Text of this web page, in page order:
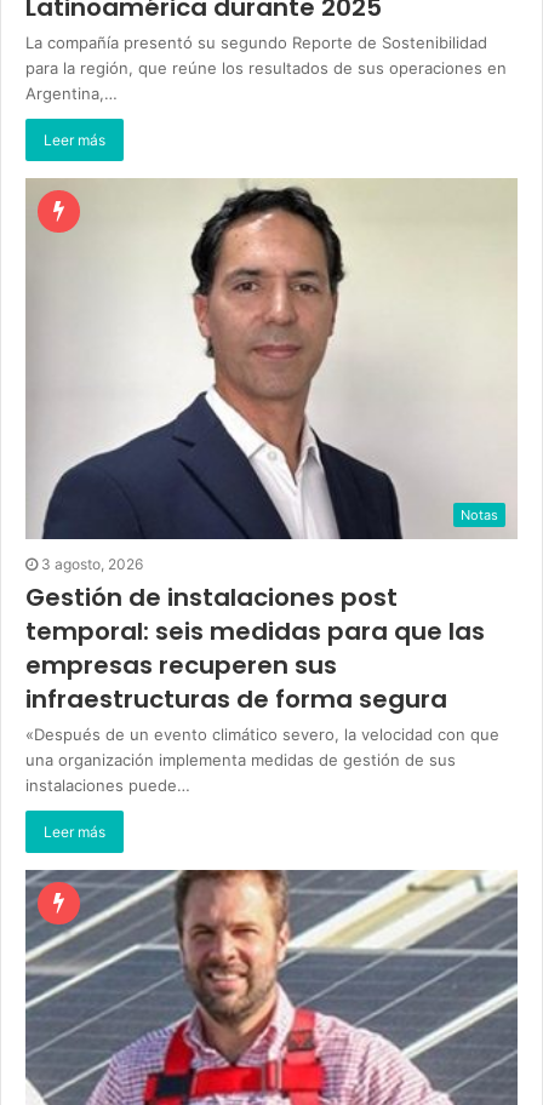
Latinoamérica durante 2025
La compañía presentó su segundo Reporte de Sostenibilidad
para la región, que reúne los resultados de sus operaciones en
Argentina,…
Leer más
Notas
3 agosto, 2026
Gestión de instalaciones post
temporal: seis medidas para que las
empresas recuperen sus
infraestructuras de forma segura
«Después de un evento climático severo, la velocidad con que
una organización implementa medidas de gestión de sus
instalaciones puede…
Leer más